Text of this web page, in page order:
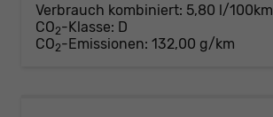
Verbrauch kombiniert: 5,80 l/100km
CO2-Klasse: D
CO2-Emissionen: 132,00 g/km